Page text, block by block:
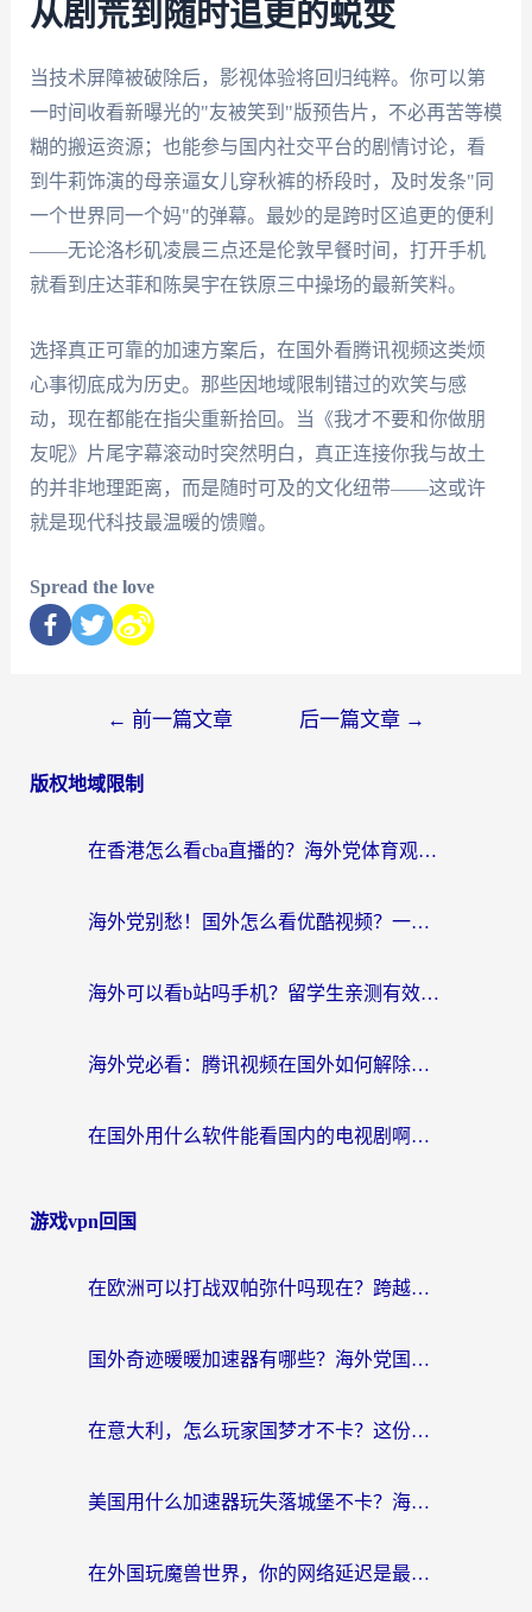
从剧荒到随时追更的蜕变
当技术屏障被破除后，影视体验将回归纯粹。你可以第
一时间收看新曝光的"友被笑到"版预告片，不必再苦等模
糊的搬运资源；也能参与国内社交平台的剧情讨论，看
到牛莉饰演的母亲逼女儿穿秋裤的桥段时，及时发条"同
一个世界同一个妈"的弹幕。最妙的是跨时区追更的便利
——无论洛杉矶凌晨三点还是伦敦早餐时间，打开手机
就看到庄达菲和陈昊宇在铁原三中操场的最新笑料。
选择真正可靠的加速方案后，在国外看腾讯视频这类烦
心事彻底成为历史。那些因地域限制错过的欢笑与感
动，现在都能在指尖重新拾回。当《我才不要和你做朋
友呢》片尾字幕滚动时突然明白，真正连接你我与故土
的并非地理距离，而是随时可及的文化纽带——这或许
就是现代科技最温暖的馈赠。
Spread the love
← 前一篇文章 后一篇文章 →
版权地域限制
在香港怎么看cba直播的？海外党体育观赛终极指南：告别版权限制，畅享中文解说
海外党别愁！国外怎么看优酷视频？一招解决追剧、看直播难题
海外可以看b站吗手机？留学生亲测有效的回国加速指南
海外党必看：腾讯视频在国外如何解除地域限制？附优酷咪咕使用指南
在国外用什么软件能看国内的电视剧啊？留学生亲测有效的回国加速方案
游戏vpn回国
在欧洲可以打战双帕弥什吗现在？跨越延迟墙的实战指南
国外奇迹暖暖加速器有哪些？海外党国服游戏畅玩终极指南（附亲测推荐）
在意大利，怎么玩家国梦才不卡？这份终极加速指南请收好
美国用什么加速器玩失落城堡不卡？海外党亲测有效的国服游戏加速指南
在外国玩魔兽世界，你的网络延迟是最大的敌人